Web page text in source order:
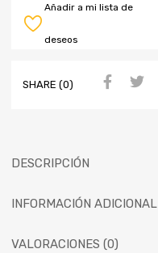
Añadir a mi lista de
deseos
SHARE (0)
DESCRIPCIÓN
INFORMACIÓN ADICIONAL
VALORACIONES (0)